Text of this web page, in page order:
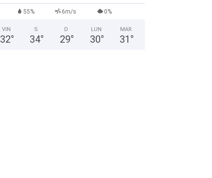
55% 6m/s 0%
VIN
32°
S
34°
D
29°
LUN
30°
MAR
31 °